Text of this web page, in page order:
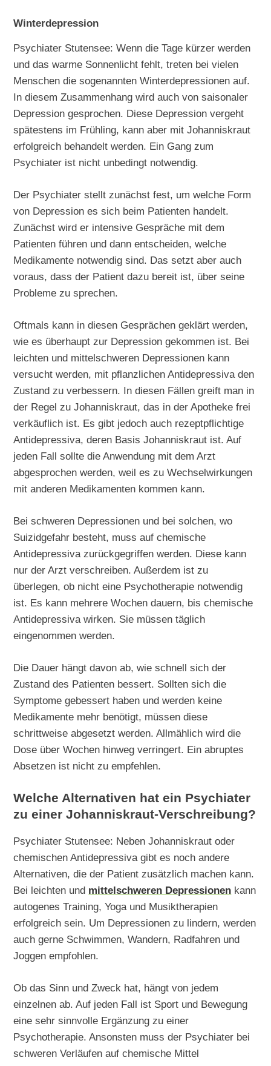
Winterdepression
Psychiater Stutensee: Wenn die Tage kürzer werden
und das warme Sonnenlicht fehlt, treten bei vielen
Menschen die sogenannten Winterdepressionen auf.
In diesem Zusammenhang wird auch von saisonaler
Depression gesprochen. Diese Depression vergeht
spätestens im Frühling, kann aber mit Johanniskraut
erfolgreich behandelt werden. Ein Gang zum
Psychiater ist nicht unbedingt notwendig.
Der Psychiater stellt zunächst fest, um welche Form
von Depression es sich beim Patienten handelt.
Zunächst wird er intensive Gespräche mit dem
Patienten führen und dann entscheiden, welche
Medikamente notwendig sind. Das setzt aber auch
voraus, dass der Patient dazu bereit ist, über seine
Probleme zu sprechen.
Oftmals kann in diesen Gesprächen geklärt werden,
wie es überhaupt zur Depression gekommen ist. Bei
leichten und mittelschweren Depressionen kann
versucht werden, mit pflanzlichen Antidepressiva den
Zustand zu verbessern. In diesen Fällen greift man in
der Regel zu Johanniskraut, das in der Apotheke frei
verkäuflich ist. Es gibt jedoch auch rezeptpflichtige
Antidepressiva, deren Basis Johanniskraut ist. Auf
jeden Fall sollte die Anwendung mit dem Arzt
abgesprochen werden, weil es zu Wechselwirkungen
mit anderen Medikamenten kommen kann.
Bei schweren Depressionen und bei solchen, wo
Suizidgefahr besteht, muss auf chemische
Antidepressiva zurückgegriffen werden. Diese kann
nur der Arzt verschreiben. Außerdem ist zu
überlegen, ob nicht eine Psychotherapie notwendig
ist. Es kann mehrere Wochen dauern, bis chemische
Antidepressiva wirken. Sie müssen täglich
eingenommen werden.
Die Dauer hängt davon ab, wie schnell sich der
Zustand des Patienten bessert. Sollten sich die
Symptome gebessert haben und werden keine
Medikamente mehr benötigt, müssen diese
schrittweise abgesetzt werden. Allmählich wird die
Dose über Wochen hinweg verringert. Ein abruptes
Absetzen ist nicht zu empfehlen.
Welche Alternativen hat ein Psychiater
zu einer Johanniskraut-Verschreibung?
Psychiater Stutensee: Neben Johanniskraut oder
chemischen Antidepressiva gibt es noch andere
Alternativen, die der Patient zusätzlich machen kann.
Bei leichten und mittelschweren Depressionen kann
autogenes Training, Yoga und Musiktherapien
erfolgreich sein. Um Depressionen zu lindern, werden
auch gerne Schwimmen, Wandern, Radfahren und
Joggen empfohlen.
Ob das Sinn und Zweck hat, hängt von jedem
einzelnen ab. Auf jeden Fall ist Sport und Bewegung
eine sehr sinnvolle Ergänzung zu einer
Psychotherapie. Ansonsten muss der Psychiater bei
schweren Verläufen auf chemische Mittel